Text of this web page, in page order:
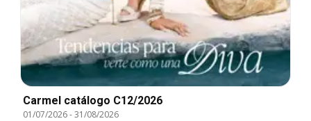
Carmel catálogo C12/2026
01/07/2026-31/08/2026